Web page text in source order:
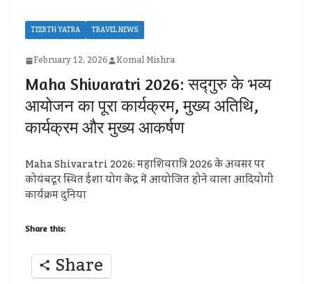
TEERTH YATRA TRAVEL NEWS
February 12, 2026 Komal Mishra
Maha Shivaratri 2026: सद्गुरु के भव्य
आयोजन का पूरा कार्यक्रम, मुख्य अतिथि,
कार्यक्रम और मुख्य आकर्षण
Maha Shivaratri 2026: महाशिवरात्रि 2026 के अवसर पर
कोयंबटूर स्थित ईशा योग केंद्र में आयोजित होने वाला आदियोगी
कार्यक्रम दुनिया
Share this:
Share